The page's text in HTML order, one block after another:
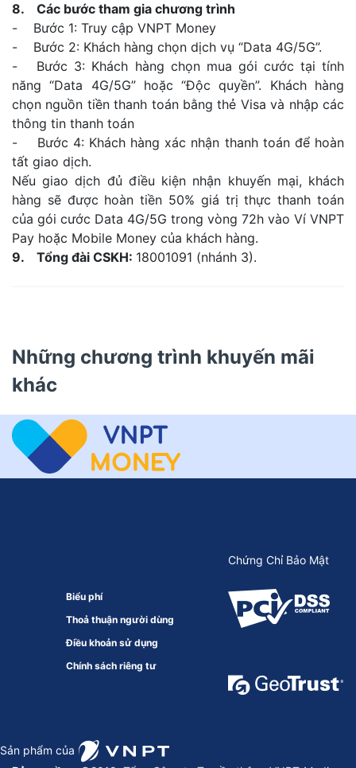
8. Các bước tham gia chương trình
- Bước 1: Truy cập VNPT Money
- Bước 2: Khách hàng chọn dịch vụ “Data 4G/5G”.
- Bước 3: Khách hàng chọn mua gói cước tại tính
năng “Data 4G/5G” hoặc “Độc quyền”. Khách hàng
chọn nguồn tiền thanh toán bằng thẻ Visa và nhập các
thông tin thanh toán
- Bước 4: Khách hàng xác nhận thanh toán để hoàn
tất giao dịch.
Nếu giao dịch đủ điều kiện nhận khuyến mại, khách
hàng sẽ được hoàn tiền 50% giá trị thực thanh toán
của gói cước Data 4G/5G trong vòng 72h vào Ví VNPT
Pay hoặc Mobile Money của khách hàng.
9. Tổng đài CSKH: 18001091 (nhánh 3).
Những chương trình khuyến mãi
khác
Biểu phí
Thoả thuận người dùng
Điều khoản sử dụng
Chính sách riêng tư
Chứng Chỉ Bảo Mật
Sản phẩm của